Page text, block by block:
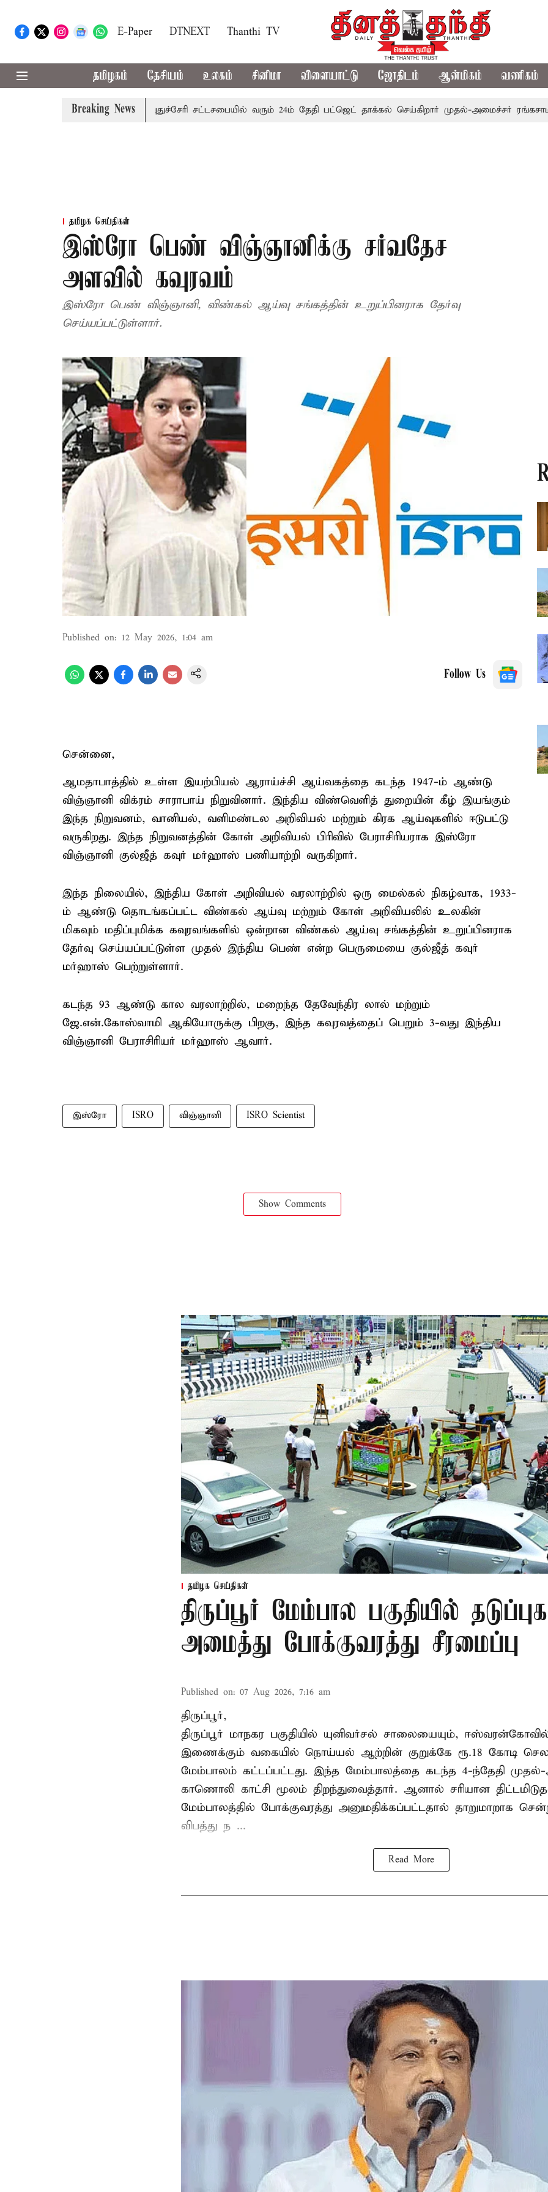
E-Paper DTNEXT Thanthi TV
தமிழகம் தேசியம் உலகம் சினிமா விளையாட்டு ஜோதிடம் ஆன்மிகம் வணிகம்
Breaking News
கன மழை எச்சரிக்கை புதுச்சேரி சட்டசபையில் வரும் 24ம் தேதி பட்ஜெட் தாக்கல் செய்கிறார் முதல்-அமைச்சர் ரங்கசாமி
தமிழக செய்திகள்
இஸ்ரோ பெண் விஞ்ஞானிக்கு சர்வதேச
அளவில் கவுரவம்
இஸ்ரோ பெண் விஞ்ஞானி, விண்கல் ஆய்வு சங்கத்தின் உறுப்பினராக தேர்வு
செய்யப்பட்டுள்ளார்.
Published on: 12 May 2026, 1:04 am
Follow Us
சென்னை,
ஆமதாபாத்தில் உள்ள இயற்பியல் ஆராய்ச்சி ஆய்வகத்தை கடந்த 1947-ம் ஆண்டு
விஞ்ஞானி விக்ரம் சாராபாய் நிறுவினார். இந்திய விண்வெளித் துறையின் கீழ் இயங்கும்
இந்த நிறுவனம், வானியல், வளிமண்டல அறிவியல் மற்றும் கிரக ஆய்வுகளில் ஈடுபட்டு
வருகிறது. இந்த நிறுவனத்தின் கோள் அறிவியல் பிரிவில் பேராசிரியராக இஸ்ரோ
விஞ்ஞானி குல்ஜீத் கவுர் மர்ஹாஸ் பணியாற்றி வருகிறார்.
இந்த நிலையில், இந்திய கோள் அறிவியல் வரலாற்றில் ஒரு மைல்கல் நிகழ்வாக, 1933-
ம் ஆண்டு தொடங்கப்பட்ட விண்கல் ஆய்வு மற்றும் கோள் அறிவியலில் உலகின்
மிகவும் மதிப்புமிக்க கவுரவங்களில் ஒன்றான விண்கல் ஆய்வு சங்கத்தின் உறுப்பினராக
தேர்வு செய்யப்பட்டுள்ள முதல் இந்திய பெண் என்ற பெருமையை குல்ஜீத் கவுர்
மர்ஹாஸ் பெற்றுள்ளார்.
கடந்த 93 ஆண்டு கால வரலாற்றில், மறைந்த தேவேந்திர லால் மற்றும்
ஜே.என்.கோஸ்வாமி ஆகியோருக்கு பிறகு, இந்த கவுரவத்தைப் பெறும் 3-வது இந்திய
விஞ்ஞானி பேராசிரியர் மர்ஹாஸ் ஆவார்.
இஸ்ரோ ISRO விஞ்ஞானி ISRO Scientist
Show Comments
தமிழக செய்திகள்
திருப்பூர் மேம்பால பகுதியில்
அமைத்து போக்குவரத்து சீரமைப்பு
Published on: 07 Aug 2026, 7:16 am
திருப்பூர்,
திருப்பூர் மாநகர பகுதியில் யுனிவர்சல் சாலையையும்,
இணைக்கும் வகையில் நொய்யல் ஆற்றின் குறுக்கே ரூ.18 கோடி
மேம்பாலம் கட்டப்பட்டது. இந்த மேம்பாலத்தை கடந்த 4-ந்தேதி
காணொலி காட்சி மூலம் திறந்துவைத்தார். ஆனால் சரியான
மேம்பாலத்தில் போக்குவரத்து அனுமதிக்கப்பட்டதால் தாறுமாறாக
விபத்து ந ...
Read More